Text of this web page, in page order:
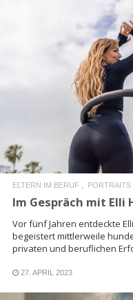
ELTERN IM BERUF PORTRAITS
Im Gespräch mit Elli
Vor fünf Jahren entdeckte
begeistert mittlerweile
privaten und beruflichen
27. APRIL 2023